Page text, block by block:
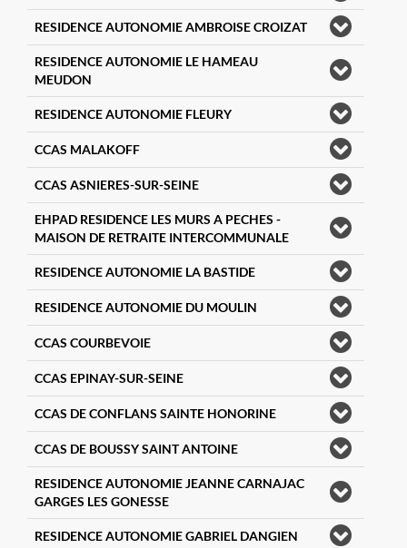
RESIDENCE AUTONOMIE AMBROISE CROIZAT
RESIDENCE AUTONOMIE LE HAMEAU
MEUDON
RESIDENCE AUTONOMIE FLEURY
CCAS MALAKOFF
CCAS ASNIERES-SUR-SEINE
EHPAD RESIDENCE LES MURS A PECHES -
MAISON DE RETRAITE INTERCOMMUNALE
RESIDENCE AUTONOMIE LA BASTIDE
RESIDENCE AUTONOMIE DU MOULIN
CCAS COURBEVOIE
CCAS EPINAY-SUR-SEINE
CCAS DE CONFLANS SAINTE HONORINE
CCAS DE BOUSSY SAINT ANTOINE
RESIDENCE AUTONOMIE JEANNE CARNAJAC
GARGES LES GONESSE
RESIDENCE AUTONOMIE GABRIEL DANGIEN